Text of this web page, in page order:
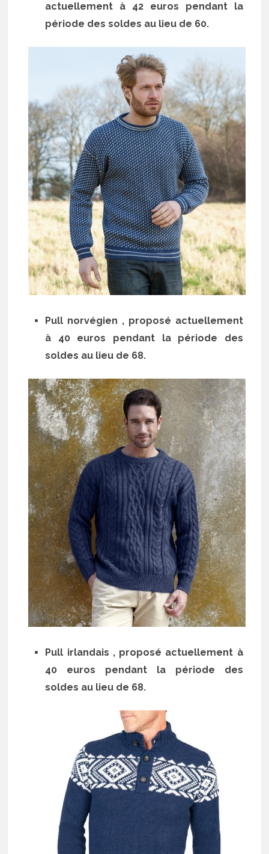
actuellement à 42 euros pendant la
période des soldes au lieu de 60.
Pull norvégien , proposé actuellement
à 40 euros pendant la période des
soldes au lieu de 68.
Pull irlandais , proposé actuellement à
40 euros pendant la période des
soldes au lieu de 68.